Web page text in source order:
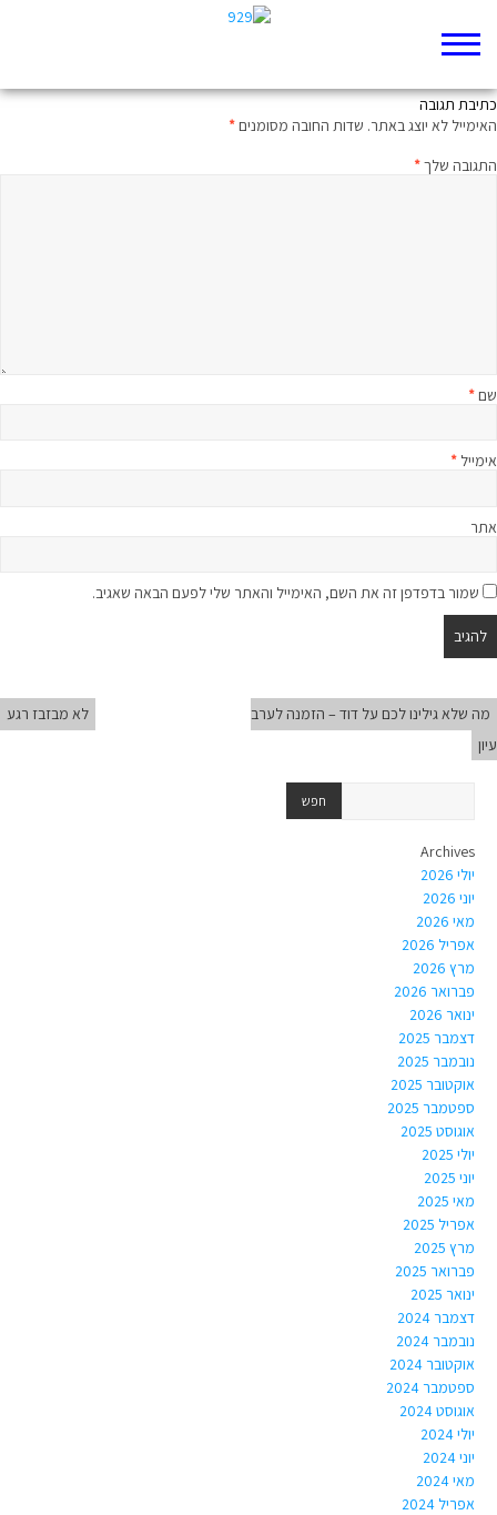
כתיבת תגובה
האימייל לא יוצג באתר. שדות החובה מסומנים*
התגובה שלך*
שם*
אימייל *
אתר
שמור בדפדפן זה את השם, האימייל והאתר שלי לפעם הבאה שאגיב.
מה שלא גילינו לכם על דוד – הזמנה לערב
עיון
לא מבזבז רגע
Archives
יולי 2026
יוני 2026
מאי 2026
אפריל 2026
מרץ 2026
פברואר 2026
ינואר 2026
דצמבר 2025
נובמבר 2025
אוקטובר 2025
ספטמבר 2025
אוגוסט 2025
יולי 2025
יוני 2025
מאי 2025
אפריל 2025
מרץ 2025
פברואר 2025
ינואר 2025
דצמבר 2024
נובמבר 2024
אוקטובר 2024
ספטמבר 2024
אוגוסט 2024
יולי 2024
יוני 2024
מאי 2024
אפריל 2024